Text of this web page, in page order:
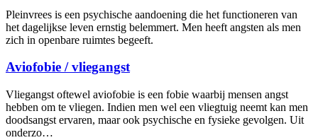
Pleinvrees is een psychische aandoening die het functioneren van
het dagelijkse leven ernstig belemmert. Men heeft angsten als men
zich in openbare ruimtes begeeft.
Aviofobie / vliegangst
Vliegangst oftewel aviofobie is een fobie waarbij mensen angst
hebben om te vliegen. Indien men wel een vliegtuig neemt kan men
doodsangst ervaren, maar ook psychische en fysieke gevolgen. Uit
onderzo…